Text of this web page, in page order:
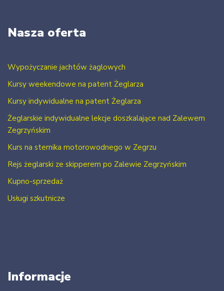
Nasza oferta
Wypożyczanie jachtów żaglowych
Kursy weekendowe na patent Żeglarza
Kursy indywidualne na patent Żeglarza
Żeglarskie indywidualne lekcje doszkalające nad Zalewem
Zegrzyńskim
Kurs na sternika motorowodnego w Zegrzu
Rejs żeglarski ze skipperem po Zalewie Zegrzyńskim
Kupno-sprzedaż
Usługi szkutnicze
Informacje